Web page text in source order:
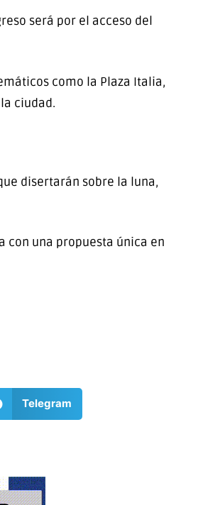
será por el acceso del
como la Plaza Italia,
ciudad.
disertarán sobre la luna,
con una propuesta única en
Telegram